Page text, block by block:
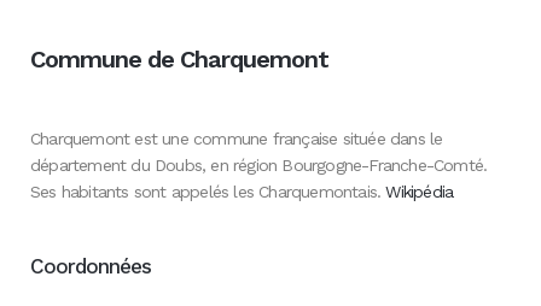
Commune de Charquemont
Charquemont est une commune française située dans le
département du Doubs, en région Bourgogne-Franche-Comté.
Ses habitants sont appelés les Charquemontais.Wikipédia
Coordonnées